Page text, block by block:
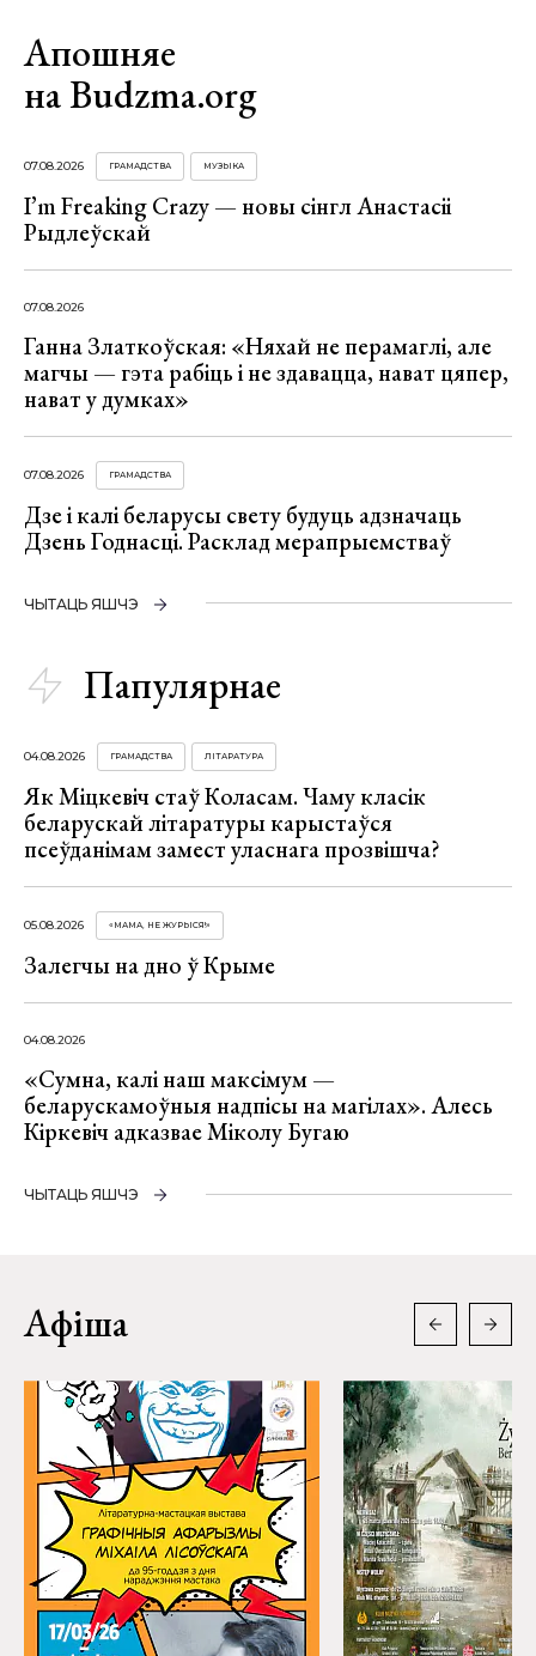
Апошняе
на Budzma.org
07.08.2026 ГРАМАДСТВА МУЗЫКА
I’m Freaking Crazy — новы сінгл Анастасіі
Рыдлеўскай
07.08.2026
Ганна Златкоўская: «Няхай не перамаглі, але
магчы — гэта рабіць і не здавацца, нават цяпер,
нават у думках»
07.08.2026 ГРАМАДСТВА
Дзе і калі беларусы свету будуць адзначаць
Дзень Годнасці. Расклад мерапрыемстваў
ЧЫТАЦЬ ЯШЧЭ
Папулярнае
04.08.2026 ГРАМАДСТВА ЛІТАРАТУРА
Як Міцкевіч стаў Коласам. Чаму класік
беларускай літаратуры карыстаўся
псеўданімам замест уласнага прозвішча?
05.08.2026 «МАМА, НЕ ЖУРЫСЯ!»
Залегчы на дно ў Крыме
04.08.2026
«Сумна, калі наш максімум —
беларускамоўныя надпісы на магілах». Алесь
Кіркевіч адказвае Міколу Бугаю
ЧЫТАЦЬ ЯШЧЭ
Афіша